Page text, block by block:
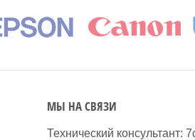
МЫ НА СВЯЗИ
Технический консультант: